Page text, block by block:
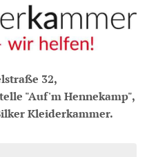
32,
"Auf'm Hennekamp",
Kleiderkammer.